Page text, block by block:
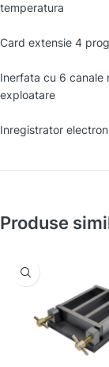
temperatura
Card extensie 4
Inerfata cu 6 canale
exploatare
Inregistrator
Produse